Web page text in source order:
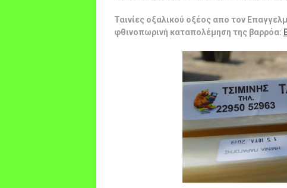
Ταινίες οξαλικού οξέος απο τον
φθινοπωρινή καταπολέμηση της βαρρόα: